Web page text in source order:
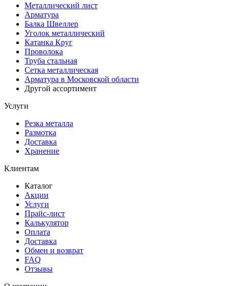
Металлический лист
Арматура
Балка Швеллер
Уголок металлический
Катанка Круг
Проволока
Труба стальная
Сетка металлическая
Арматура в Московской области
Другой ассортимент
Услуги
Резка металла
Размотка
Доставка
Хранение
Клиентам
Каталог
Акции
Услуги
Прайс-лист
Калькулятор
Оплата
Доставка
Обмен и возврат
FAQ
Отзывы